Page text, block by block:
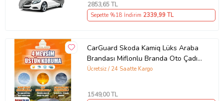
2853,65 TL
Sepette %18 İndirim 2339,99 TL
CarGuard Skoda Kamiq Lüks Araba
Brandası Miflonlu Branda Oto Çadır
Örtü
Ücretsiz / 24 Saatte Kargo
1549,00 TL